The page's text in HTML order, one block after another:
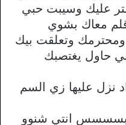
عليك وسيبت حبي
معاك بشوي
وتعلقت بيك
حاول يغتصبك
نزل عليها زي السم
انتي شنوو